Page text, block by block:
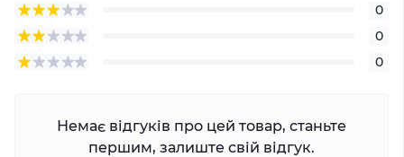
0
0
0
Немає відгуків про цей товар, станьте
першим, залиште свій відгук.